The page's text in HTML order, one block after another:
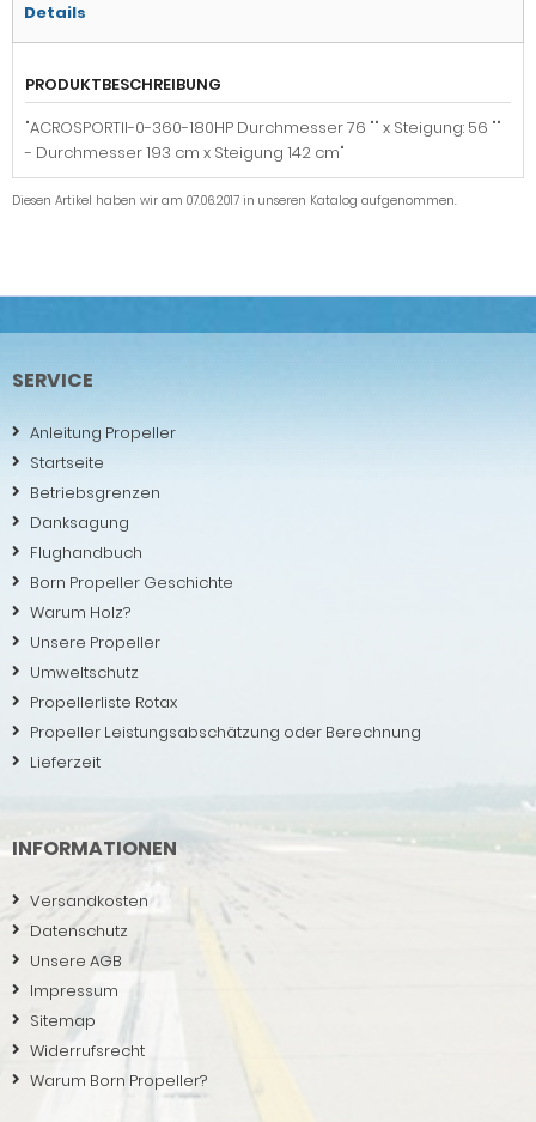
Details
PRODUKTBESCHREIBUNG
"ACROSPORTII-0-360-180HP Durchmesser 76 "" x Steigung: 56 ""
- Durchmesser 193 cm x Steigung 142 cm"
Diesen Artikel haben wir am 07.06.2017 in unseren Katalog aufgenommen.
SERVICE
Anleitung Propeller
Startseite
Betriebsgrenzen
Danksagung
Flughandbuch
Born Propeller Geschichte
Warum Holz?
Unsere Propeller
Umweltschutz
Propellerliste Rotax
Propeller Leistungsabschätzung oder Berechnung
Lieferzeit
INFORMATIONEN
Versandkosten
Datenschutz
Unsere AGB
Impressum
Sitemap
Widerrufsrecht
Warum Born Propeller?